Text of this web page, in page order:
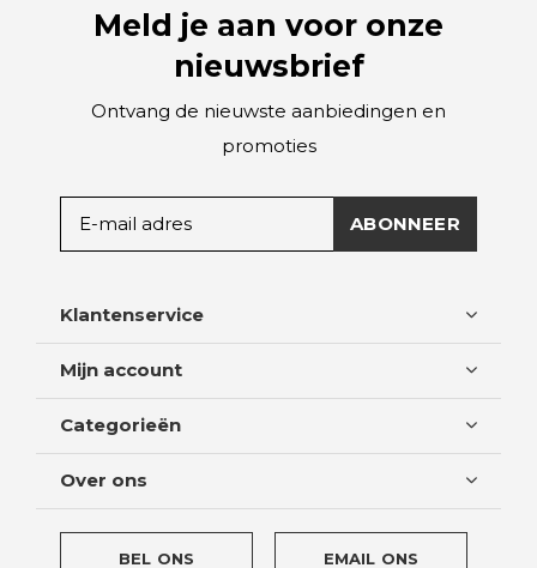
Meld je aan voor onze
nieuwsbrief
Ontvang de nieuwste aanbiedingen en
promoties
ABONNEER
Klantenservice
Mijn account
Categorieën
Over ons
BEL ONS EMAIL ONS